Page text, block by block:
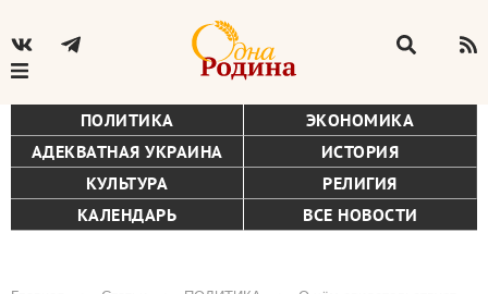
ПОЛИТИКА
ЭКОНОМИКА
АДЕКВАТНАЯ УКРАИНА
ИСТОРИЯ
КУЛЬТУРА
РЕЛИГИЯ
КАЛЕНДАРЬ
ВСЕ НОВОСТИ